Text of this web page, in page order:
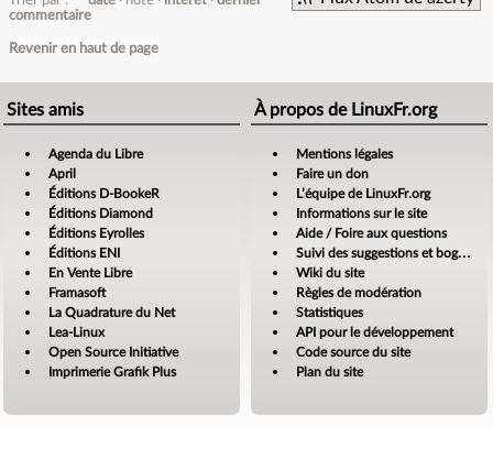
commentaire
Revenir en haut de page
Sites amis
Agenda du Libre
April
Éditions D-BookeR
Éditions Diamond
Éditions Eyrolles
Éditions ENI
En Vente Libre
Framasoft
La Quadrature du Net
Lea-Linux
Open Source Initiative
Imprimerie Grafik Plus
À propos de LinuxFr.org
Mentions légales
Faire un don
L’équipe de LinuxFr.org
Informations sur le site
Aide / Foire aux questions
Suivi des suggestions et bogues
Wiki du site
Règles de modération
Statistiques
API pour le développement
Code source du site
Plan du site